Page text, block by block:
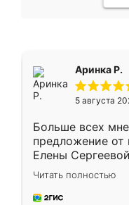
Аринка Р.
5 августа
Больше всех
предложение от
Елены
короткие сроки
для замера
предложил по
Читать полностью